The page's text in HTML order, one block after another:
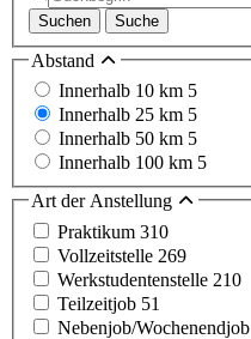
Suchen Suche
Abstand
Innerhalb 10 km 5
Innerhalb 25 km 5
Innerhalb 50 km 5
Innerhalb 100 km 5
Art der Anstellung
Praktikum 310
Vollzeitstelle 269
Werkstudentenstelle 210
Teilzeitjob 51
Nebenjob/Wochenendjob